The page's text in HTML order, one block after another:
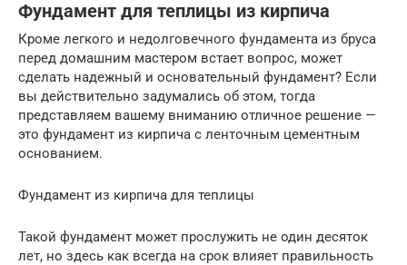
Фундамент для теплицы из кирпича
Кроме легкого и недолговечного фундамента из бруса
перед домашним мастером встает вопрос, может
сделать надежный и основательный фундамент? Если
вы действительно задумались об этом, тогда
представляем вашему вниманию отличное решение —
это фундамент из кирпича с ленточным цементным
основанием.
Фундамент из кирпича для теплицы
Такой фундамент может прослужить не один десяток
лет, но здесь как всегда на срок влияет правильность